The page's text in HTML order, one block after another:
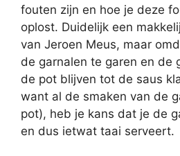
fouten zijn en hoe je deze
oplost. Duidelijk een
van Jeroen Meus, maar
de garnalen te garen en de
de pot blijven tot de saus
want al de smaken van de
pot), heb je kans dat je de
en dus ietwat taai serveert.